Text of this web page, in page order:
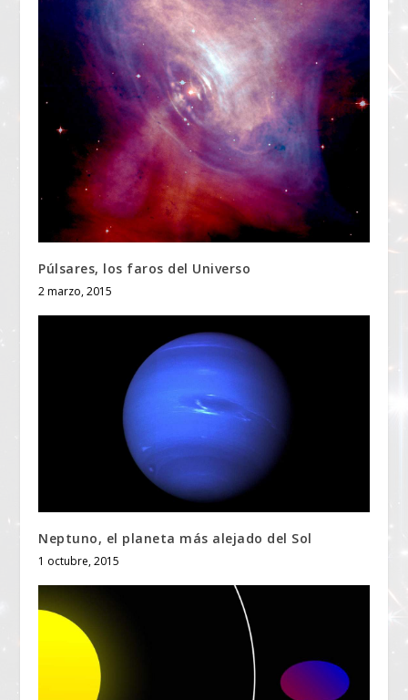
Púlsares, los faros del Universo
2 marzo, 2015
Neptuno, el planeta más alejado del Sol
1 octubre, 2015